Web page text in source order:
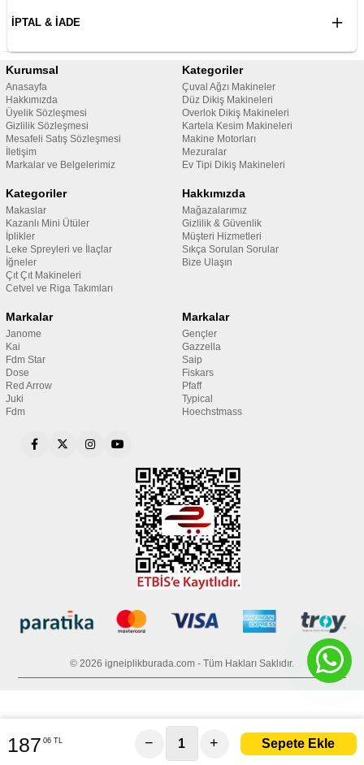
İPTAL & İADE
Kurumsal
Anasayfa
Hakkımızda
Üyelik Sözleşmesi
Gizlilik Sözleşmesi
Mesafeli Satış Sözleşmesi
İletişim
Markalar ve Belgelerimiz
Kategoriler
Çuval Ağzı Makineler
Düz Dikiş Makineleri
Overlok Dikiş Makineleri
Kartela Kesim Makineleri
Makine Motorları
Mezuralar
Ev Tipi Dikiş Makineleri
Kategoriler
Makaslar
Kazanlı Mini Ütüler
İplikler
Leke Spreyleri ve İlaçlar
İğneler
Çıt Çıt Makineleri
Cetvel ve Riga Takımları
Hakkımızda
Mağazalarımız
Gizlilik & Güvenlik
Müşteri Hizmetleri
Sıkça Sorulan Sorular
Bize Ulaşın
Markalar
Janome
Kai
Fdm Star
Dose
Red Arrow
Juki
Fdm
Markalar
Gençler
Gazzella
Saip
Fiskars
Pfaff
Typical
Hoechstmass
© 2026 igneiplikburada.com - Tüm Hakları Saklıdır.
187 06 TL − +